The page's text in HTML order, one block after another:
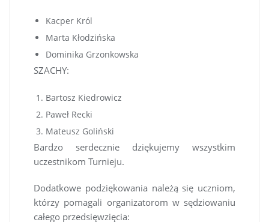
Kacper Król
Marta Kłodzińska
Dominika Grzonkowska
SZACHY:
Bartosz Kiedrowicz
Paweł Recki
Mateusz Goliński
Bardzo serdecznie dziękujemy wszystkim
uczestnikom Turnieju.
Dodatkowe podziękowania należą się uczniom,
którzy pomagali organizatorom w sędziowaniu
całego przedsięwzięcia: